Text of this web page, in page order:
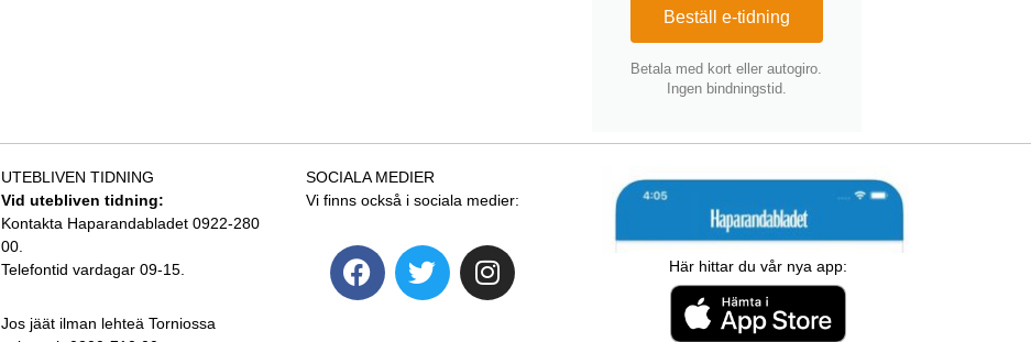
Beställ e-tidning
Betala med kort eller autogiro.
Ingen bindningstid.
UTEBLIVEN TIDNING
Vid utebliven tidning:
Kontakta Haparandabladet 0922-280
00.
Telefontid vardagar 09-15.
Jos jäät ilman lehteä Torniossa
SOCIALA MEDIER
Vi finns också i sociala medier:
Här hittar du vår nya app: